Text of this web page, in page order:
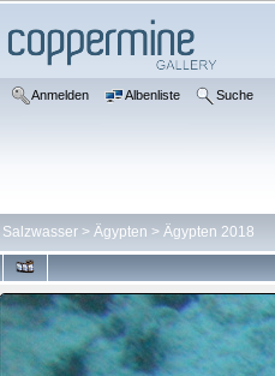
Anmelden Albenliste Suche
Salzwasser> Ägypten > Ägypten 2018